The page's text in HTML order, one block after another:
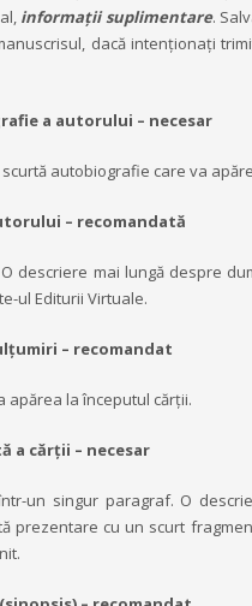
informații suplimentare.
dacă intenționați
a autorului – necesar
scurtă autobiografie care va
– recomandată
descriere mai lungă despre
ul Editurii Virtuale.
– recomandat
apărea la începutul cărții.
a cărții – necesar
un singur paragraf. O
prezentare cu un scurt